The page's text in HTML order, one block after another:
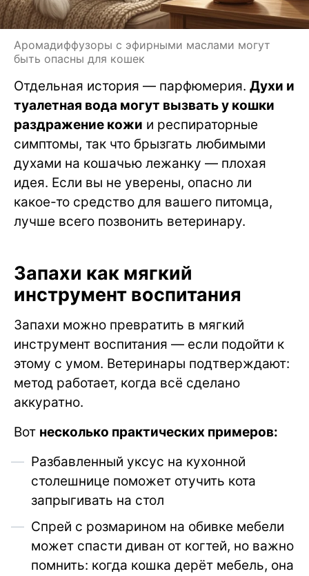
Аромадиффузоры с эфирными маслами могут
быть опасны для кошек
Отдельная история — парфюмерия. Духи и
туалетная вода могут вызвать у кошки
раздражение кожи и респираторные
симптомы, так что брызгать любимыми
духами на кошачью лежанку — плохая
идея. Если вы не уверены, опасно ли
какое-то средство для вашего питомца,
лучше всего позвонить ветеринару.
Запахи как мягкий
инструмент воспитания
Запахи можно превратить в мягкий
инструмент воспитания — если подойти к
этому с умом. Ветеринары подтверждают:
метод работает, когда всё сделано
аккуратно.
Вот несколько практических примеров:
Разбавленный уксус на кухонной
столешнице поможет отучить кота
запрыгивать на стол
Спрей с розмарином на обивке мебели
может спасти диван от когтей, но важно
помнить: когда кошка дерёт мебель, она